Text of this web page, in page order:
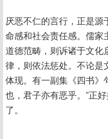
厌恶不仁的言行，正是
命感和社会责任感。儒家
道德范畴，则诉诸于文
律，则依法惩处。不论是
体现。有一副集《四书》
也，君子亦有恶乎。”正
了。